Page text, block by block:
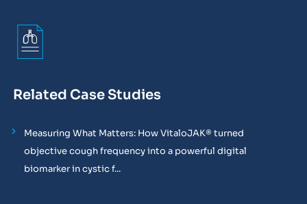
Related Case Studies
Measuring What Matters: How VitaloJAK® turned
objective cough frequency into a powerful digital
biomarker in cystic f...